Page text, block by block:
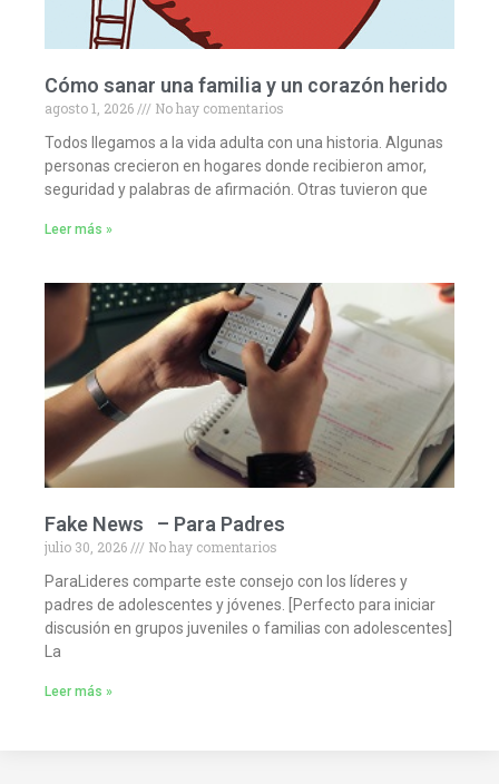
Cómo sanar una familia y un corazón herido
agosto 1, 2026
No hay comentarios
Todos llegamos a la vida adulta con una historia. Algunas
personas crecieron en hogares donde recibieron amor,
seguridad y palabras de afirmación. Otras tuvieron que
Leer más »
Fake News – Para Padres
julio 30, 2026
No hay comentarios
ParaLideres comparte este consejo con los líderes y
padres de adolescentes y jóvenes. [Perfecto para iniciar
discusión en grupos juveniles o familias con adolescentes]
La
Leer más »